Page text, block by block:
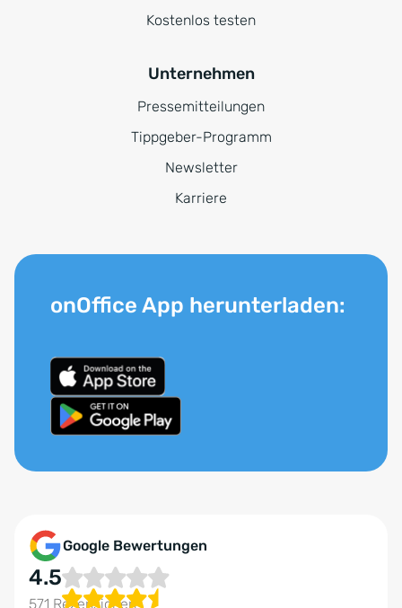
Kostenlos testen
Unternehmen
Pressemitteilungen
Tippgeber-Programm
Newsletter
Karriere
Google Bewertungen
4.5
571 Rezensionen
onOffice App herunterladen: